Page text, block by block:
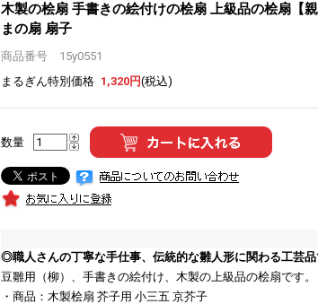
木製の桧扇 手書きの絵付けの桧扇 上級品の桧扇 【
まの扇 扇子
商品番号 15y0551
まるぎん特別価格 1,320円(税込)
数量
◎職人さんの丁寧な手仕事、伝統的な雛人形に関わる工芸
豆雛用（柳）、手書きの絵付け、木製の上級品の桧扇です。
・商品：木製桧扇 芥子用 小三五 京芥子